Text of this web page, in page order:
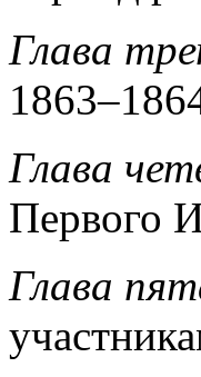
Глава
Глава
Первого
Глава